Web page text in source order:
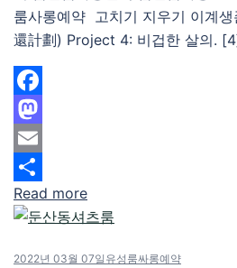
룸사롱예약 고치기 지우기 이계
還計劃) Project 4: 비겁한 살의.
Facebook
Mastodon
Email
Share
Read more
2022년 03월 07일 유성룸싸롱예약